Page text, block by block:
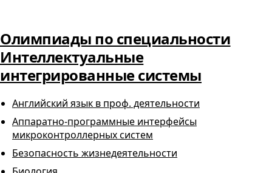
Олимпиады по специальности
Интеллектуальные
интегрированные системы
Английский язык в проф. деятельности
Аппаратно-программные интерфейсы
микроконтроллерных систем
Безопасность жизнедеятельности